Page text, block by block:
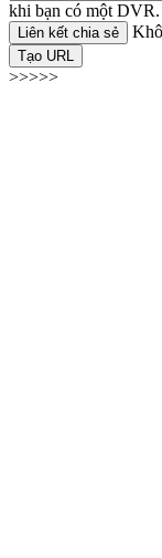
khi bạn có một DVR.
Liên kết chia sẻ
Tạo URL
>>>>>